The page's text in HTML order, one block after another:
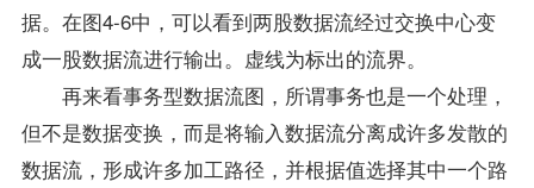
据。在图4-6中，可以看到两股数据流经过交换中心变
成一股数据流进行输出。虚线为标出的流界。
再来看事务型数据流图，所谓事务也是一个处理，
但不是数据变换，而是将输入数据流分离成许多发散的
数据流，形成许多加工路径，并根据值选择其中一个路